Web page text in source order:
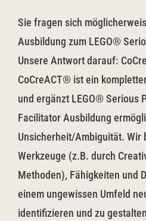
Sie fragen sich
Ausbildung zum LEGO®
Unsere Antwort darauf:
CoCreACT® ist ein
und ergänzt LEGO® Serious
Facilitator Ausbildung
Unsicherheit/Ambiguität. Wir
Werkzeuge (z.B. durch
Methoden), Fähigkeiten und
einem ungewissen Umfeld
identifizieren und zu